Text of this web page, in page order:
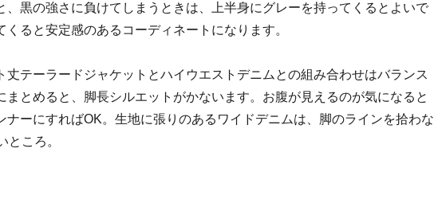
、黒の強さに負けてしまうときは、上半身にグレーを持ってくるとよいで
くると安定感のあるコーディネートになります。
丈テーラードジャケットとハイウエストデニムとの組み合わせはバランス
とめると、脚長シルエットがかないます。お腹が見えるのが気になると
ナーにすればOK。生地に張りのあるワイドデニムは、脚のラインを拾わな
ところ。